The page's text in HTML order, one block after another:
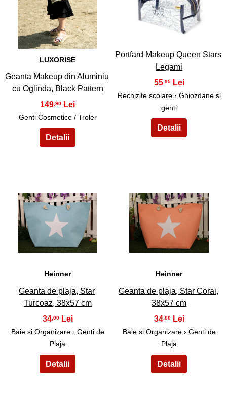
LUXORISE
Geanta Makeup din Aluminiu
cu Oglinda, Black Pattern
149,90
Genti Cosmetice / Troler
8
Portfard Makeup Queen Stars
Legami
55,95
Rechizite scolare› Ghiozdane si
genti
Heinner
Geanta de plaja, Star
Turcoaz, 38x57 cm
34 ,00
Baie si Organizare› Genti de
Plaja
10
Heinner
Geanta de plaja, Star Corai,
38x57 cm
34 ,00
Baie si Organizare› Genti de
Plaja